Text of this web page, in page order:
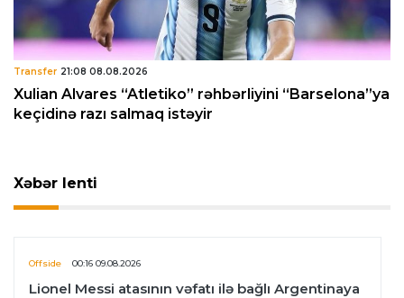
Transfer 21:08 08.08.2026
Xulian Alvares “Atletiko” rəhbərliyini “Barselona”ya
keçidinə razı salmaq istəyir
Xəbər lenti
Offside 00:16 09.08.2026
Lionel Messi atasının vəfatı ilə bağlı Argentinaya